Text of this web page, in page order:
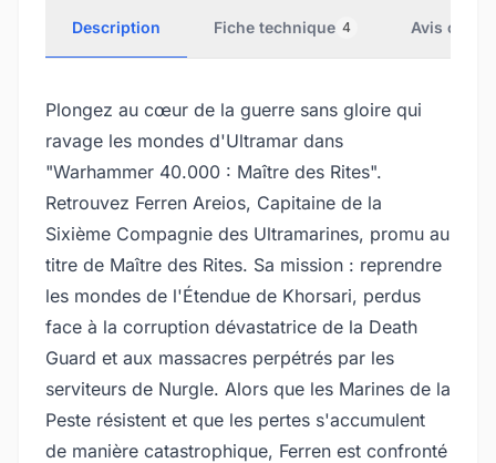
Description Fiche technique 4 Avis
Plongez au cœur de la guerre sans gloire qui
ravage les mondes d'Ultramar dans
"Warhammer 40.000 : Maître des Rites".
Retrouvez Ferren Areios, Capitaine de la
Sixième Compagnie des Ultramarines, promu au
titre de Maître des Rites. Sa mission : reprendre
les mondes de l'Étendue de Khorsari, perdus
face à la corruption dévastatrice de la Death
Guard et aux massacres perpétrés par les
serviteurs de Nurgle. Alors que les Marines de la
Peste résistent et que les pertes s'accumulent
de manière catastrophique, Ferren est confronté